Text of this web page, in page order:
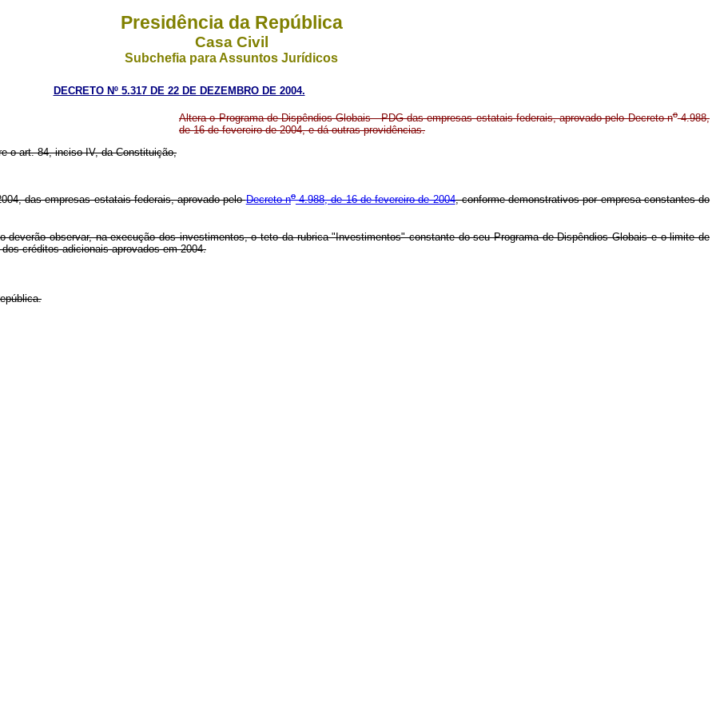
Presidência da República
Casa Civil
Subchefia para Assuntos Jurídicos
DECRETO Nº 5.317 DE 22 DE DEZEMBRO DE 2004.
Altera o Programa de Dispêndios Globais - PDG das empresas estatais federais, aprovado pelo Decreto no4.988,
de 16 de fevereiro de 2004, e dá outras providências.
o art. 84, inciso IV, da Constituição,
das empresas estatais federais, aprovado peloDecreto no4.988, de 16 de fevereiro de 2004, conforme demonstrativos por empresa constantes do
deverão observar, na execução dos investimentos, o teto da rubrica "Investimentos" constante do seu Programa de Dispêndios Globais e o limite de
créditos adicionais aprovados em 2004.